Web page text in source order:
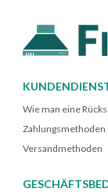
Wie man eine
Zahlungsmethoden
Versandmethoden